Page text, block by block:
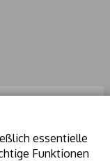
essentielle
Funktionen